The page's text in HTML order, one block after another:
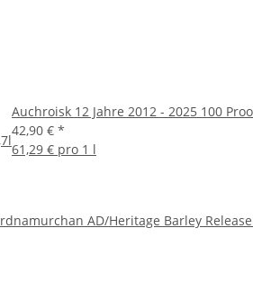
Auchroisk 12 Jahre 2012 - 2025 100
42,90 € *
61,29 € pro 1 l